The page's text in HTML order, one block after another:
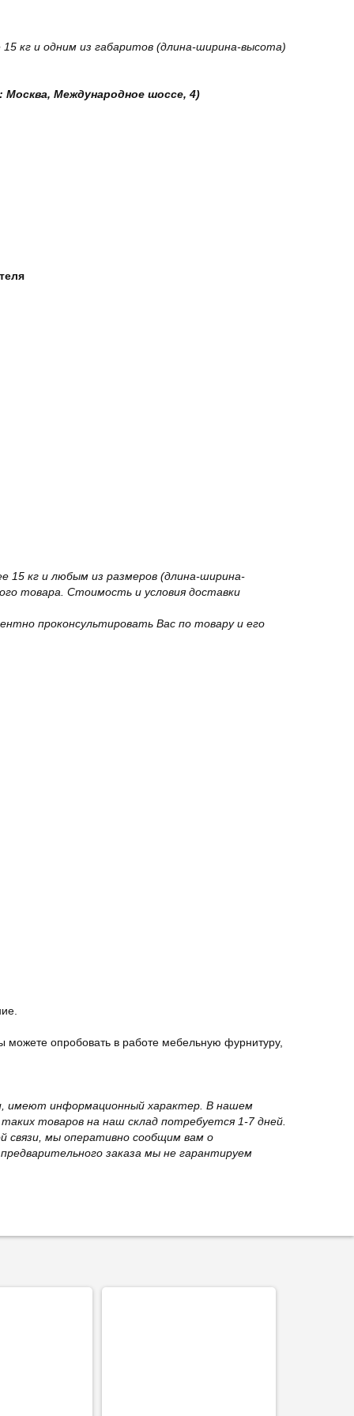
кг и одним из габаритов (длина-ширина-высота)
Москва, Международное шоссе, 4)
15 кг и любым из размеров (длина-ширина-
товара. Стоимость и условия доставки
проконсультировать Вас по товару и его
опробовать в работе мебельную фурнитуру,
имеют информационный характер. В нашем
товаров на наш склад потребуется 1-7 дней.
связи, мы оперативно сообщим вам о
заказа мы не гарантируем